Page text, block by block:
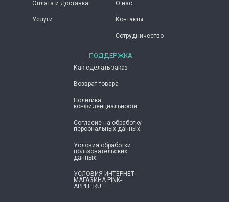
Оплата и Доставка
Услуги
О нас
Контакты
Сотрудничество
ПОДДЕРЖКА
Как сделать заказ
Возврат товара
Политика
конфиденциальности
Согласие ​на обработку
персональных данных
Условия обработки
пользовательских
данных
УСЛОВИЯ ИНТЕРНЕТ-
МАГАЗИНА PINK-
APPLE.RU